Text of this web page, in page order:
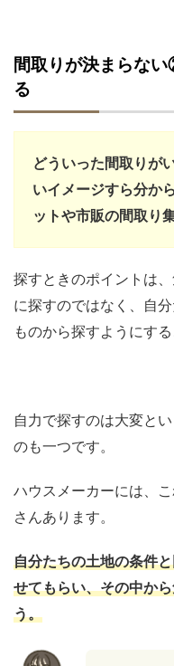
間取りが決まらな
る
どういった間取りが
いイメージすら分か
ットや市販の間取り
探すときのポイントは
に探すのではなく、自
ものから探すようにする
自力で探すのは大変と
のも一つです。
ハウスメーカーには、
さんあります。
自分たちの土地の条件
せてもらい、その中か
う。